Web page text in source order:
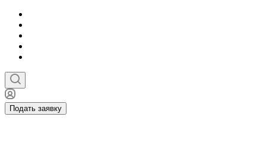
Подать заявку